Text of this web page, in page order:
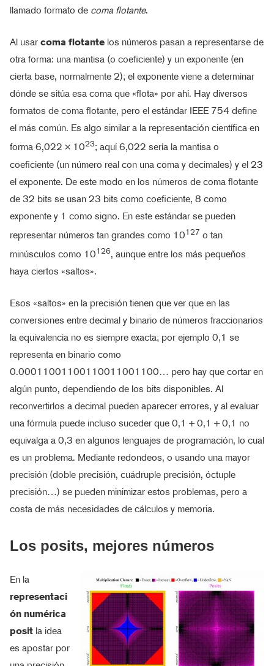
llamado formato de coma flotante.
Al usar coma flotante los números pasan a representarse de
otra forma: una mantisa (o coeficiente) y un exponente (en
cierta base, normalmente 2); el exponente viene a determinar
dónde se sitúa esa coma que «flota» por ahí. Hay diversos
formatos de coma flotante, pero el estándar IEEE 754 define
el más común. Es algo similar a la representación científica en
forma 6,022 × 1023; aquí 6,022 sería la mantisa o
coeficiente (un número real con una coma y decimales) y el 23
el exponente. De este modo en los números de coma flotante
de 32 bits se usan 23 bits como coeficiente, 8 como
exponente y 1 como signo. En este estándar se pueden
representar números tan grandes como 10127 o tan
minúsculos como 10126, aunque entre los más pequeños
haya ciertos «saltos».
Esos «saltos» en la precisión tienen que ver que en las
conversiones entre decimal y binario de números fraccionarios
la equivalencia no es siempre exacta; por ejemplo 0,1 se
representa en binario como
0.00011001100110011001100… pero hay que cortar en
algún punto, dependiendo de los bits disponibles. Al
reconvertirlos a decimal pueden aparecer errores, y al evaluar
una fórmula puede incluso suceder que 0,1 + 0,1 + 0,1 no
equivalga a 0,3 en algunos lenguajes de programación, lo cual
es un problema. Mediante redondeos, o usando una mayor
precisión (doble precisión, cuádruple precisión, óctuple
precisión…) se pueden minimizar estos problemas, pero a
costa de más necesidades de cálculos y memoria.
Los posits, mejores números
En la
representaci
ón numérica
posit la idea
es apostar por